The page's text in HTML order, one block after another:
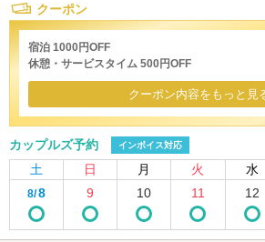
クーポン
宿泊 1000円OFF
休憩・サービスタイム 500円OFF
クーポン内容をもっと見
カップルズ予約 インボイス対応
土 日 月 火 水
8/8 9 10 11 12